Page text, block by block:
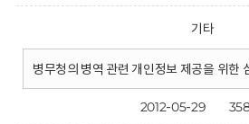
기타
병무청의 병역 관련 개인정보 제공을 위한
2012-05-29